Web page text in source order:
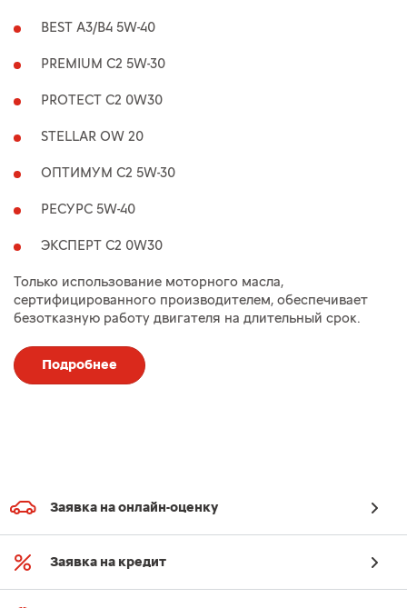
BEST A3/B4 5W-40
PREMIUM C2 5W-30
PROTECT C2 0W30
STELLAR OW 20
ОПТИМУМ C2 5W-30
РЕСУРС 5W-40
ЭКСПЕРТ C2 0W30
Только использование моторного масла,
сертифицированного производителем, обеспечивает
безотказную работу двигателя на длительный срок.
Подробнее
Заявка на онлайн-оценку
Заявка на кредит